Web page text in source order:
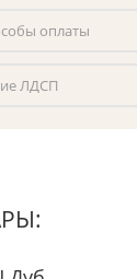
оплаты
ЛДСП